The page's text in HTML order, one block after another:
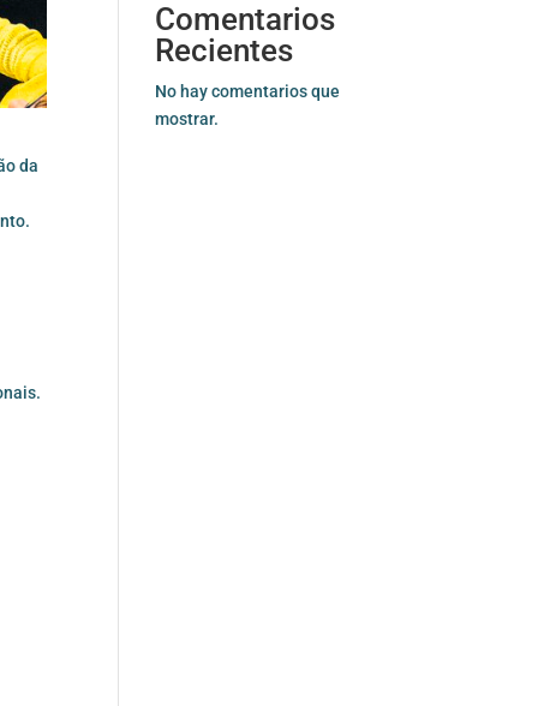
da
Comentarios
Recientes
No hay comentarios que
mostrar.